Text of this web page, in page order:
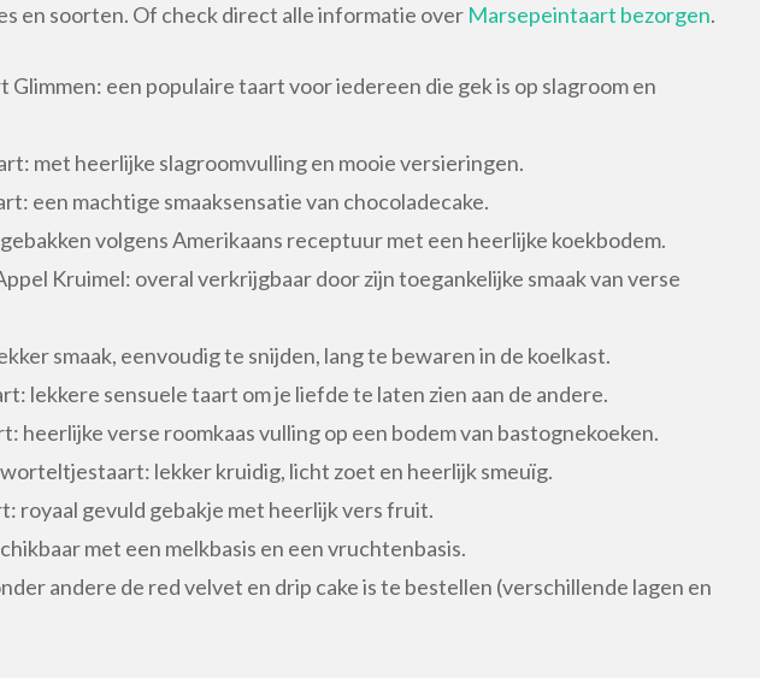
en soorten. Of check direct alle informatie over Marsepeintaart bezorgen.
Glimmen: een populaire taart voor iedereen die gek is op slagroom en
met heerlijke slagroomvulling en mooie versieringen.
een machtige smaaksensatie van chocoladecake.
volgens Amerikaans receptuur met een heerlijke koekbodem.
Kruimel: overal verkrijgbaar door zijn toegankelijke smaak van verse
smaak, eenvoudig te snijden, lang te bewaren in de koelkast.
lekkere sensuele taart om je liefde te laten zien aan de andere.
heerlijke verse roomkaas vulling op een bodem van bastognekoeken.
lekker kruidig, licht zoet en heerlijk smeuïg.
royaal gevuld gebakje met heerlijk vers fruit.
met een melkbasis en een vruchtenbasis.
andere de red velvet en drip cake is te bestellen (verschillende lagen en